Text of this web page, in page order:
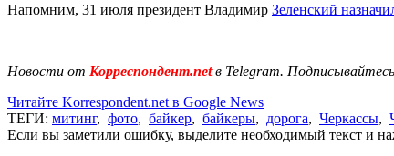
Напомним, 31 июля президент Владимир Зеленский
Новости от Корреспондент.netв Telegram.
Читайте Korrespondent.net в Google News
ТЕГИ: митинг, фото, байкер, байкеры, дорога, Черкассы,
Если вы заметили ошибку, выделите необходимый текст и